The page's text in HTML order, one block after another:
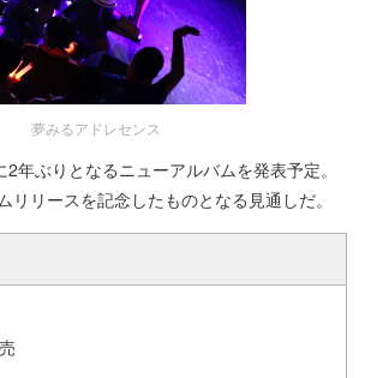
夢みるアドレセンス
年ぶりとなるニューアルバムを発表予定。
リリースを記念したものとなる見通しだ。